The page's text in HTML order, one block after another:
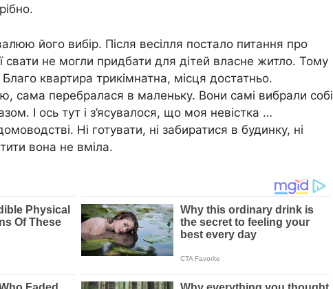
його вибір. Після весілля постало питання про
свати не могли придбати для дітей власне житло. Тому
квартира трикімнатна, місця достатньо.
сама перебралася в маленьку. Вони самі вибрали собі
І ось тут і з’ясувалося, що моя невістка …
Ні готувати, ні забиратися в будинку, ні
вона не вміла.